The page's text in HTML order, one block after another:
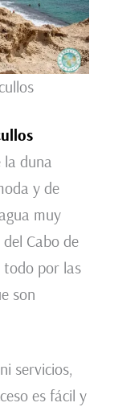
duna
y de
muy
Cabo de
todo por las
son
servicios,
es fácil y